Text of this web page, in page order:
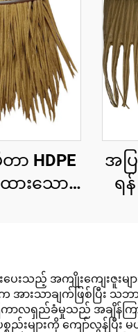
ာ HDPE
ားသော
န်းဖြေ
အတွက်
အ
ရ
င်းပေးသည့် အကျိုးကျေး
းသာချက်ဖြစ်ပြီး သဘ
လရှည်ခံမှုသည် အချိန်ကြ
းများကို ကျော်လွန်ပြီး